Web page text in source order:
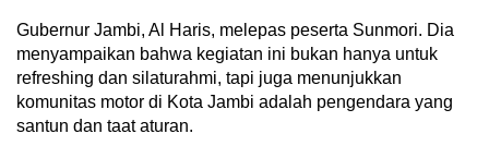
Gubernur Jambi, Al Haris, melepas peserta Sunmori. Dia
menyampaikan bahwa kegiatan ini bukan hanya untuk
refreshing dan silaturahmi, tapi juga menunjukkan
komunitas motor di Kota Jambi adalah pengendara yang
santun dan taat aturan.